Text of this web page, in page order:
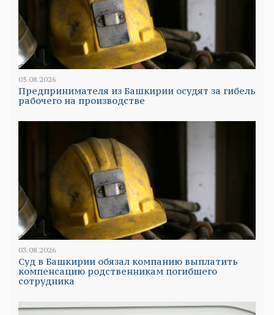
05.08.2026
Предпринимателя из Башкирии осудят за гибель
рабочего на производстве
03.08.2026
Суд в Башкирии обязал компанию выплатить
компенсацию родственникам погибшего
сотрудника